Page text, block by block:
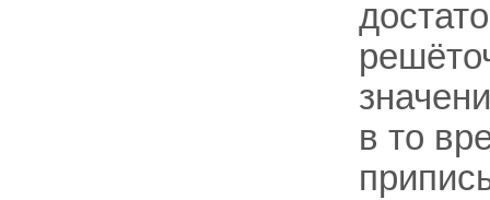
в то